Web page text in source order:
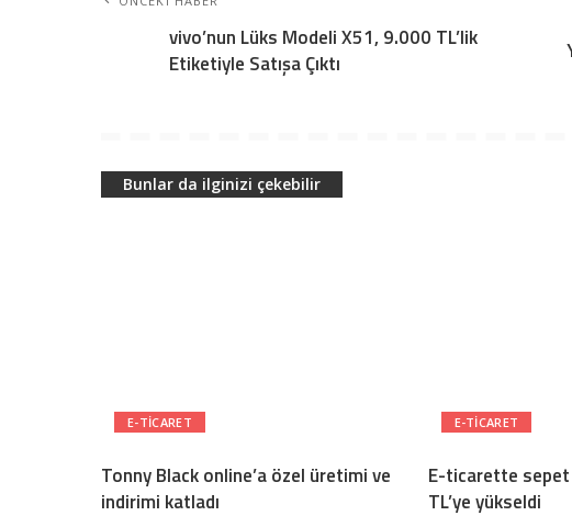
vivo’nun Lüks Modeli X51, 9.000 TL’lik
Etiketiyle Satışa Çıktı
Bunlar da ilginizi çekebilir
E-TICARET
Tonny Black online’a özel üretimi ve
indirimi katladı
E-TICARET
E-ticarette
TL’ye yükseldi